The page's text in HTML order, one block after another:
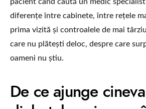
diferențe între cabinete, între rețele
prima vizită și controalele de mai
care nu plătești deloc, despre care
oameni nu știu.
De ce ajunge